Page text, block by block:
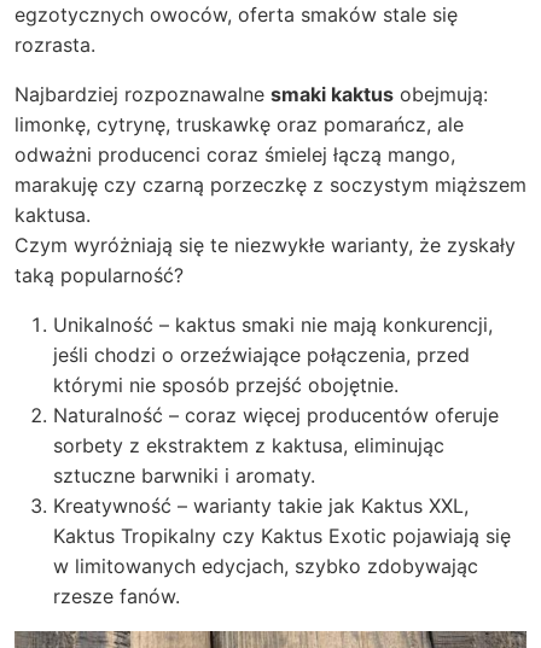
egzotycznych owoców, oferta smaków stale się
rozrasta.
Najbardziej rozpoznawalne smaki kaktus obejmują:
limonkę, cytrynę, truskawkę oraz pomarańcz, ale
odważni producenci coraz śmielej łączą mango,
marakuję czy czarną porzeczkę z soczystym miąższem
kaktusa.
Czym wyróżniają się te niezwykłe warianty, że zyskały
taką popularność?
Unikalność – kaktus smaki nie mają konkurencji,
jeśli chodzi o orzeźwiające połączenia, przed
którymi nie sposób przejść obojętnie.
Naturalność – coraz więcej producentów oferuje
sorbety z ekstraktem z kaktusa, eliminując
sztuczne barwniki i aromaty.
Kreatywność – warianty takie jak Kaktus XXL,
Kaktus Tropikalny czy Kaktus Exotic pojawiają się
w limitowanych edycjach, szybko zdobywając
rzesze fanów.